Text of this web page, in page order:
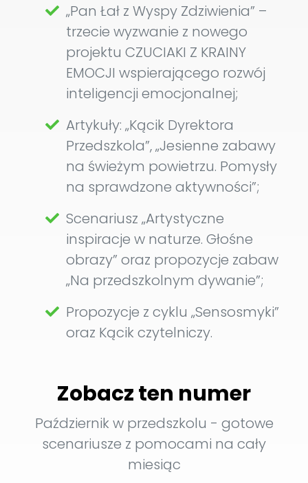
„Pan Łał z Wyspy Zdziwienia” –
trzecie wyzwanie z nowego
projektu CZUCIAKI Z KRAINY
EMOCJI wspierającego rozwój
inteligencji emocjonalnej;
Artykuły: „Kącik Dyrektora
Przedszkola”, „Jesienne zabawy
na świeżym powietrzu. Pomysły
na sprawdzone aktywności”;
Scenariusz „Artystyczne
inspiracje w naturze. Głośne
obrazy” oraz propozycje zabaw
„Na przedszkolnym dywanie”;
Propozycje z cyklu „Sensosmyki”
oraz Kącik czytelniczy.
Zobacz ten numer
Październik w przedszkolu - gotowe
scenariusze z pomocami na cały
miesiąc